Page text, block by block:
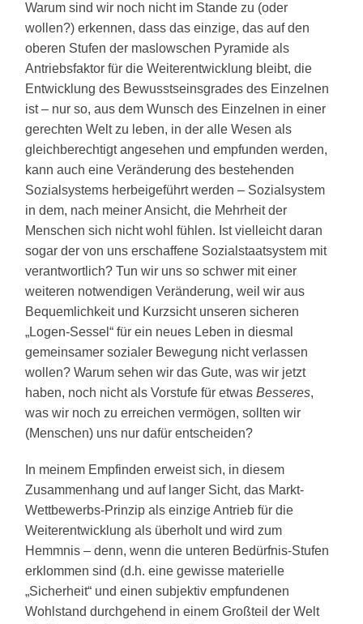
Warum sind wir noch nicht im Stande zu (oder
wollen?) erkennen, dass das einzige, das auf den
oberen Stufen der maslowschen Pyramide als
Antriebsfaktor für die Weiterentwicklung bleibt, die
Entwicklung des Bewusstseinsgrades des Einzelnen
ist – nur so, aus dem Wunsch des Einzelnen in einer
gerechten Welt zu leben, in der alle Wesen als
gleichberechtigt angesehen und empfunden werden,
kann auch eine Veränderung des bestehenden
Sozialsystems herbeigeführt werden – Sozialsystem
in dem, nach meiner Ansicht, die Mehrheit der
Menschen sich nicht wohl fühlen. Ist vielleicht daran
sogar der von uns erschaffene Sozialstaatsystem mit
verantwortlich? Tun wir uns so schwer mit einer
weiteren notwendigen Veränderung, weil wir aus
Bequemlichkeit und Kurzsicht unseren sicheren
„Logen-Sessel“ für ein neues Leben in diesmal
gemeinsamer sozialer Bewegung nicht verlassen
wollen? Warum sehen wir das Gute, was wir jetzt
haben, noch nicht als Vorstufe für etwasBesseres,
was wir noch zu erreichen vermögen, sollten wir
(Menschen) uns nur dafür entscheiden?
In meinem Empfinden erweist sich, in diesem
Zusammenhang und auf langer Sicht, das Markt-
Wettbewerbs-Prinzip als einzige Antrieb für die
Weiterentwicklung als überholt und wird zum
Hemmnis – denn, wenn die unteren Bedürfnis-Stufen
erklommen sind (d.h. eine gewisse materielle
„Sicherheit“ und einen subjektiv empfundenen
Wohlstand durchgehend in einem Großteil der Welt